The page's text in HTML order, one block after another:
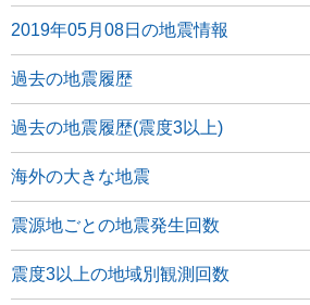
2019年05月08日の地震情報
過去の地震履歴
過去の地震履歴(震度3以上)
海外の大きな地震
震源地ごとの地震発生回数
震度3以上の地域別観測回数